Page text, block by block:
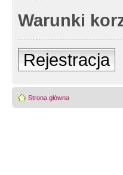
Warunki
Rejestracja
Strona główna